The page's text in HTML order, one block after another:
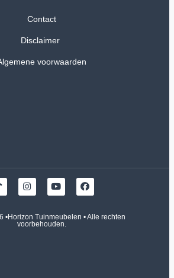
Contact
Disclaimer
voorwaarden
•Horizon Tuinmeubelen • Alle rechten
voorbehouden.